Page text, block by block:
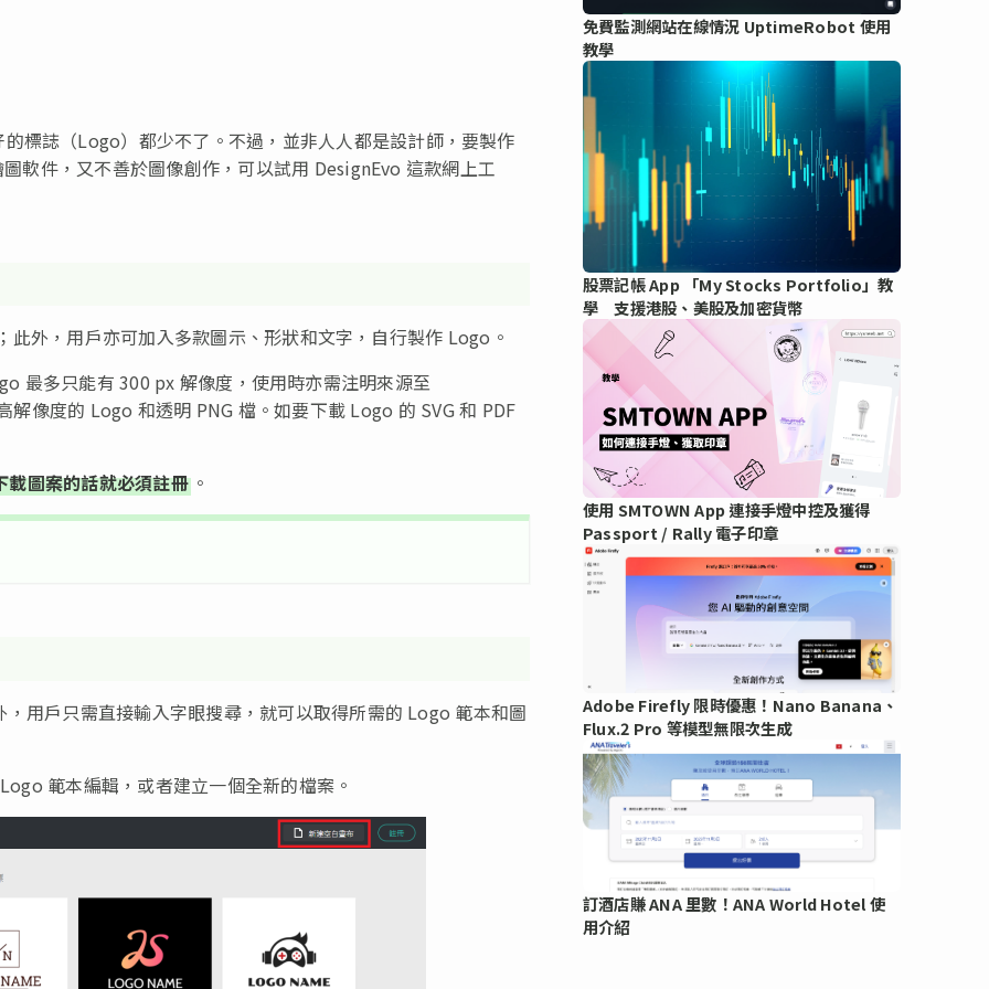
標誌（Logo）都少不了。不過，並非人人都是設計師，要製作
軟件，又不善於圖像創作，可以試用 DesignEvo 這款網上工
外，用戶亦可加入多款圖示、形狀和文字，自行製作 Logo。
最多只能有 300 px 解像度，使用時亦需注明來源至
像度的 Logo 和透明 PNG 檔。如要下載 Logo 的 SVG 和 PDF
載圖案的話就必須註冊。
用戶只需直接輸入字眼搜尋，就可以取得所需的 Logo 範本和圖
範本編輯，或者建立一個全新的檔案。
免費監測網站在線情況 UptimeRobot 使用
教學
股票記帳 App 「My Stocks Portfolio」教
學 支援港股、美股及加密貨幣
使用 SMTOWN App 連接手燈中控及獲得
Passport / Rally 電子印章
Adobe Firefly 限時優惠！Nano Banana、
Flux.2 Pro 等模型無限次生成
訂酒店賺 ANA 里數！ANA World Hotel 使
用介紹